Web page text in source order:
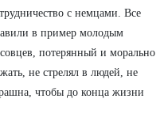
с немцами. Все
в пример молодым
потерянный и морально
не стрелял в людей, не
чтобы до конца жизни